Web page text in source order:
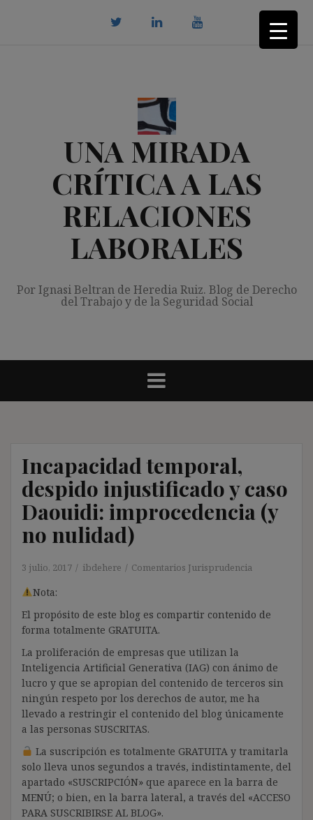
UNA MIRADA
CRÍTICA A LAS
RELACIONES
LABORALES
Por Ignasi Beltran de Heredia Ruiz. Blog de Derecho
del Trabajo y de la Seguridad Social
Incapacidad temporal,
despido injustificado y caso
Daouidi: improcedencia (y
no nulidad)
3 julio, 2017 ibdehere Comentarios Jurisprudencia
Nota:
El propósito de este blog es compartir contenido de
forma totalmente GRATUITA.
La proliferación de empresas que utilizan la
Inteligencia Artificial Generativa (IAG) con ánimo de
lucro y que se apropian del contenido de terceros sin
ningún respeto por los derechos de autor, me ha
llevado a restringir el contenido del blog únicamente
a las personas SUSCRITAS.
La suscripción es totalmente GRATUITA y tramitarla
solo lleva unos segundos a través, indistintamente, del
apartado «SUSCRIPCIÓN» que aparece en la barra de
MENÚ; o bien, en la barra lateral, a través del «ACCESO
PARA SUSCRIBIRSE AL BLOG».